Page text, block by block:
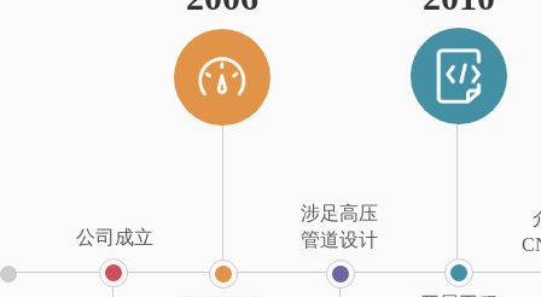
公司成立
涉足高压
管道设计